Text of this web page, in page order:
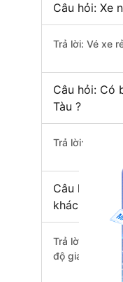
Câu hỏi: Xe
Trả lời: Vé xe
Câu hỏi: Có
Tàu ?
Trả lời: Hiện
Câu hỏi: Từ
khách?
Trả lời: Thời
độ giao thông